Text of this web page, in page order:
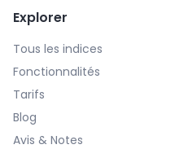
Explorer
Tous les indices
Fonctionnalités
Tarifs
Blog
Avis & Notes